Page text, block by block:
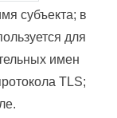
субъекта; в
для
имен
TLS;